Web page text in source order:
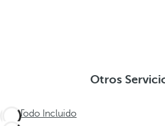
Otros
Todo Incluido